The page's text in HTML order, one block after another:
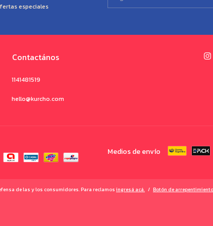
especiales
Contactános
1141481519
hello@kurcho.com
Medios de envío
de las y los consumidores. Para reclamos ingresá acá. / Botón de arrepentimiento